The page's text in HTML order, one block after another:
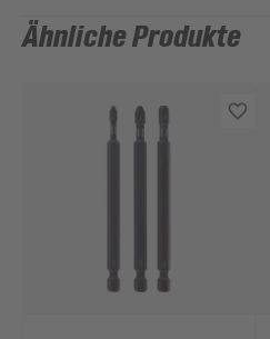
Ähnliche Produkte